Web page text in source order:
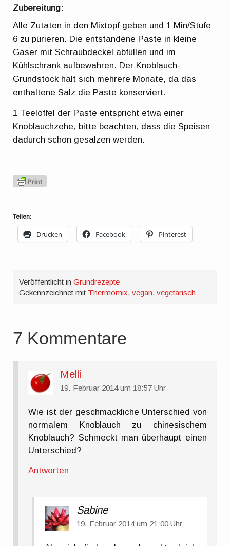
Zubereitung:
Alle Zutaten in den Mixtopf geben und 1 Min/Stufe
6 zu pürieren. Die entstandene Paste in kleine
Gäser mit Schraubdeckel abfüllen und im
Kühlschrank aufbewahren. Der Knoblauch-
Grundstock hält sich mehrere Monate, da das
enthaltene Salz die Paste konserviert.
1 Teelöffel der Paste entspricht etwa einer
Knoblauchzehe, bitte beachten, dass die Speisen
dadurch schon gesalzen werden.
Teilen:
Drucken Facebook Pinterest
Veröffentlicht inGrundrezepte
Gekennzeichnet mit Thermomix,vegan,vegetarisch
7 Kommentare
Melli
19. Februar 2014 um 18:57 Uhr
Wie ist der geschmackliche Unterschied von
normalem Knoblauch zu chinesischem
Knoblauch? Schmeckt man überhaupt einen
Unterschied?
Antworten
Sabine
19. Februar 2014 um 21:00 Uhr